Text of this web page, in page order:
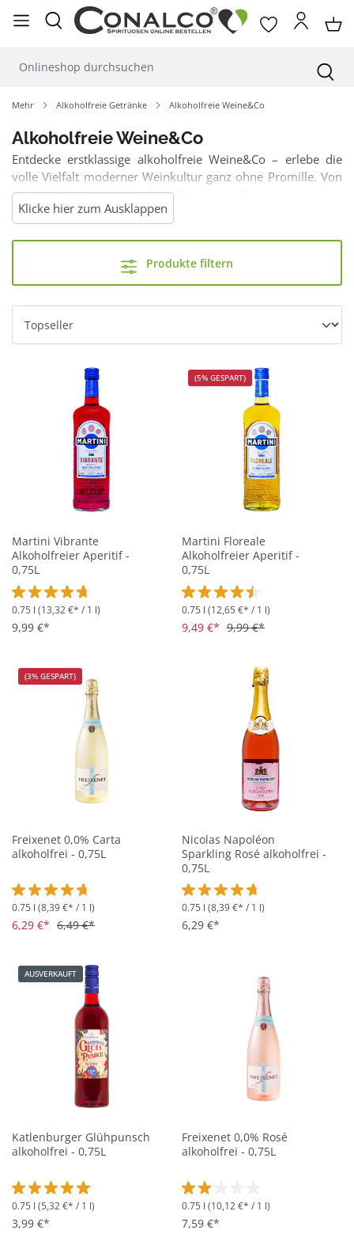
springen
Mehr Alkoholfreie Getränke Alkoholfreie Weine&Co
Alkoholfreie Weine&Co
Entdecke erstklassige alkoholfreie Weine&Co – erlebe die
volle Vielfalt moderner Weinkultur ganz ohne Promille. Von
charakterstarken, entalkoholisierten Rotweinen über
spritzige Weißweine bis hin zu eleganten Schaumweinen
und Sekt-Alternativen bietet unser Sortiment für jeden
Moment den passenden Tropfen. Genieße komplexe
Aromen und eine erstklassige Struktur, die ideal als
Speisebegleiter oder für den bewussten Genuss in geselliger
Hier werden alle Ihre Fragen beantwortet.
Klicke hier zum Ausklappen
Produkte filtern
Martini Vibrante
Alkoholfreier Aperitif -
0,75L
Durchschnittliche Bewertung von 4.7 von 5 Sternen
0.75 l (13,32 €* / 1 l)
9,99 €*
(5% GESPART)
Martini Floreale
Alkoholfreier Aperitif -
0,75L
Durchschnittliche Bewertung
0.75 l (12,65 €* / 1 l)
9,49 €* 9,99 €*
(3% GESPART)
Freixenet 0,0% Carta
alkoholfrei - 0,75L
Durchschnittliche Bewertung von 4.6 von 5 Sternen
0.75 l (8,39 €* / 1 l)
6,29 €* 6,49 €*
Nicolas Napoléon
Sparkling Rosé alkoholfrei -
0,75L
Durchschnittliche Bewertung
0.75 l (8,39 €* / 1 l)
6,29 €*
AUSVERKAUFT
Katlenburger Glühpunsch
alkoholfrei - 0,75L
Durchschnittliche Bewertung von 5 von 5 Sternen
0.75 l (5,32 €* / 1 l)
3,99 €*
Freixenet 0,0% Rosé
alkoholfrei - 0,75L
Durchschnittliche Bewertung
0.75 l (10,12 €* / 1 l)
7,59 €*